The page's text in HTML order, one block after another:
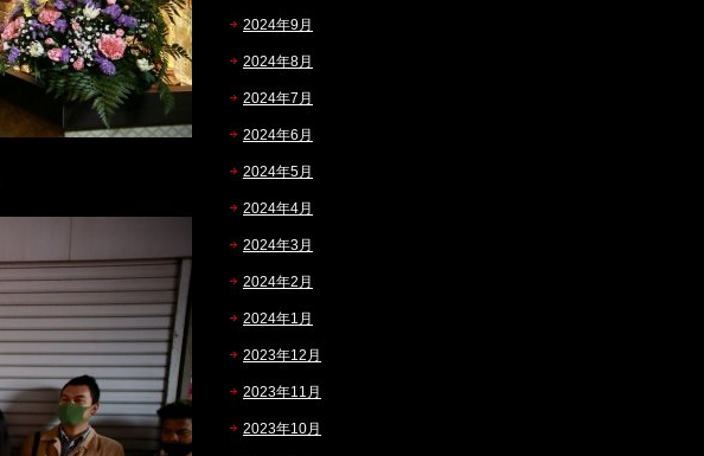
2024年9月
2024年8月
2024年7月
2024年6月
2024年5月
2024年4月
2024年3月
2024年2月
2024年1月
2023年12月
2023年11月
2023年10月